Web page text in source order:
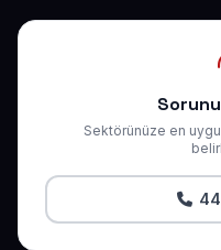
Sektörünüze en